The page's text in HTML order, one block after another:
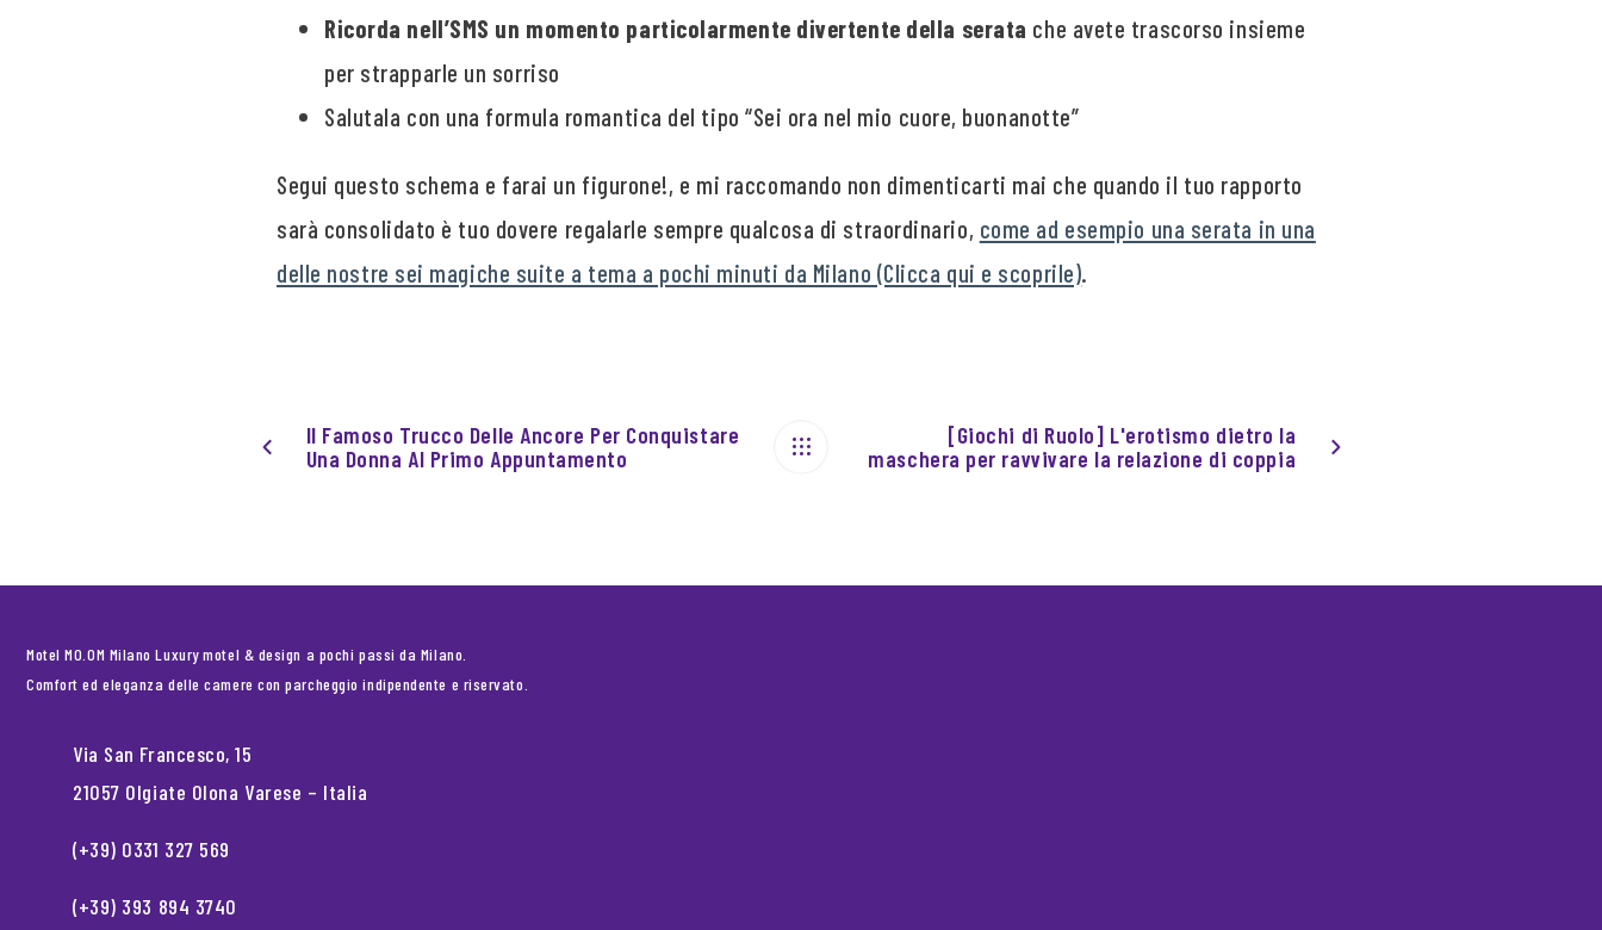
Ricorda nell’SMS un momento particolarmente divertente della serata che avete trascorso insieme
per strapparle un sorriso
Salutala con una formula romantica del tipo “Sei ora nel mio cuore, buonanotte”
Segui questo schema e farai un figurone!, e mi raccomando non dimenticarti mai che quando il tuo rapporto
sarà consolidato è tuo dovere regalarle sempre qualcosa di straordinario, come ad esempio una serata in una
delle nostre sei magiche suite a tema a pochi minuti da Milano (Clicca qui e scoprile).
Il Famoso Trucco Delle Ancore Per Conquistare
Una Donna Al Primo Appuntamento
[Giochi di Ruolo] L'erotismo dietro la
maschera per ravvivare la relazione di coppia
Motel MO.OM Milano Luxury motel & design a pochi passi da Milano.
Comfort ed eleganza delle camere con parcheggio indipendente e riservato.
Via San Francesco, 15
21057 Olgiate Olona Varese – Italia
(+39) 0331 327 569
(+39) 393 894 3740